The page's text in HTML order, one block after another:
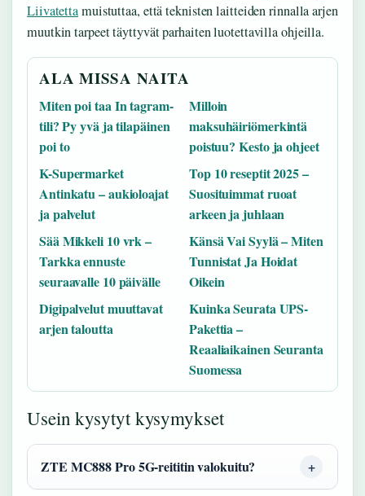
Liivatettamuistuttaa, että teknisten laitteiden rinnalla arjen
muutkin tarpeet täyttyvät parhaiten luotettavilla ohjeilla.
ALA MISSA NAITA
Miten poi taa In tagram-
tili? Py yvä ja tilapäinen
poi to
Milloin
maksuhäiriömerkintä
poistuu? Kesto ja ohjeet
K-Supermarket
Antinkatu – aukioloajat
ja palvelut
Top 10 reseptit 2025 –
Suosituimmat ruoat
arkeen ja juhlaan
Sää Mikkeli 10 vrk –
Tarkka ennuste
seuraavalle 10 päivälle
Känsä Vai Syylä – Miten
Tunnistat Ja Hoidat
Oikein
Digipalvelut muuttavat
arjen taloutta
Kuinka Seurata UPS-
Pakettia –
Reaaliaikainen Seuranta
Suomessa
Usein kysytyt kysymykset
ZTE MC888 Pro 5G-reititin valokuitu?